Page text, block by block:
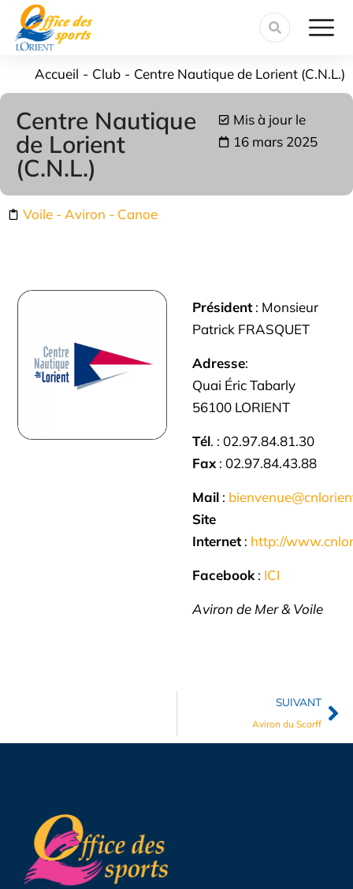
principal
Vous êtes ici :
Accueil Club Centre Nautique de Lorient (C.N.L.)
Centre Nautique
de Lorient
(C.N.L.)
Mis à jour le
16 mars 2025
Voile - Aviron - Canoe
Président: Monsieur
Patrick FRASQUET
Adresse:
Quai Éric Tabarly
56100 LORIENT
Tél. : 02.97.84.81.30
Fax : 02.97.84.43.88
Mail :
Site
Internet: http://
Facebook : ICI
Aviron de Mer & Voile
SUIVANT
Aviron du Scorff